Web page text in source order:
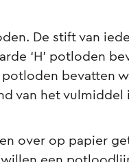
De stift van
‘H’ potloden
bevatten
van het vulmiddel
over op papier